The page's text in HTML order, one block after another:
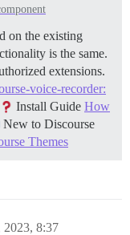
on the existing
is the same.
extensions.
voice-recorder:
Install Guide How
New to Discourse
Themes
2023, 8:37